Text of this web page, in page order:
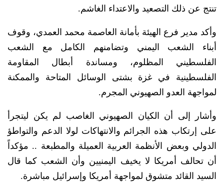
تنتج عن ذلك التصعيد والاعتداء الغاشم.
وأكد مدير فرع الهيئة بأمانة العاصمة محمد العمدي، وقوف
أبناء الشعب اليمني وتضامنهم الكامل مع الشعب
الفلسطيني المظلوم، ومساندة أبطال المقاومة
الفلسطينية في غزة بشتى الوسائل المتاحة والممكنة
لمواجهة العدو الصهيوني المجرم.
وأشار إلى أن الكيان الصهيوني الغاصب لم يكن ليتجرأ
على إرتكاب هذه الجرائم والانتهاكات لولا الدعم والتواطؤ
الدولي وبعض الأنظمة العربية العميلة والمطبعة .. مؤكداً
أن تحالف أمريكا لا يخيف اليمنيين وأن الشعب كما قال
السيد القائد متشوق لمواجهة أمريكا وإسرائيل مباشرة.